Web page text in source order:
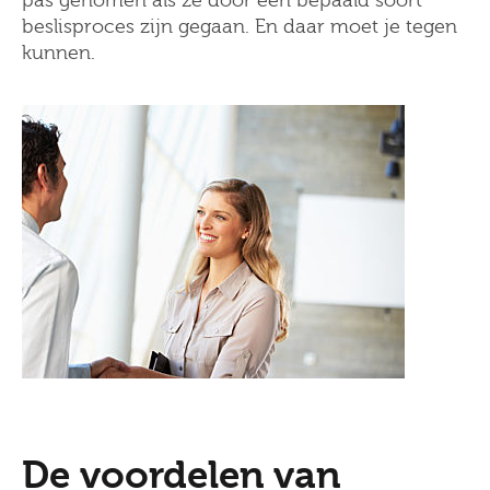
beslisproces zijn gegaan. En daar moet je tegen
kunnen.
De voordelen van